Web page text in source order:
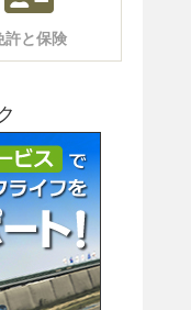
許と保険